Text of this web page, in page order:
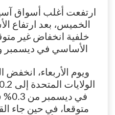
ارتفعت أغلب أسواق
الخميس، بعد ارتفاع
خلفية انخفاض غير
الأساسي في ديسمبر
ويوم الأربعاء،
في
متوقعا، في حين جاء